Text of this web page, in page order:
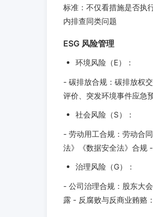
标准：不仅看措施是否执
内排查同类问题
ESG 风险管理
环境风险（E）：
- 碳排放合规：碳排放权
评价、突发环境事件应急
社会风险（S）：
- 劳动用工合规：劳动合
法》《数据安全法》合规
治理风险（G）：
- 公司治理合规：股东大
露 - 反腐败与反商业贿赂